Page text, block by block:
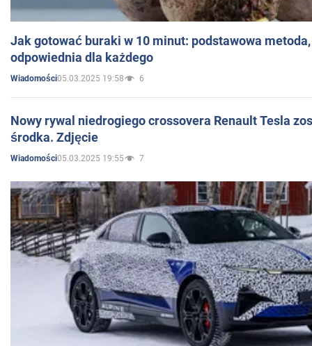
Jak gotować buraki w 10 minut: podstawowa
odpowiednia dla każdego
Wiadomości05.03.2025 19:58 6
Nowy rywal niedrogiego crossovera Renault Tesla
środka. Zdjęcie
Wiadomości05.03.2025 19:55 7